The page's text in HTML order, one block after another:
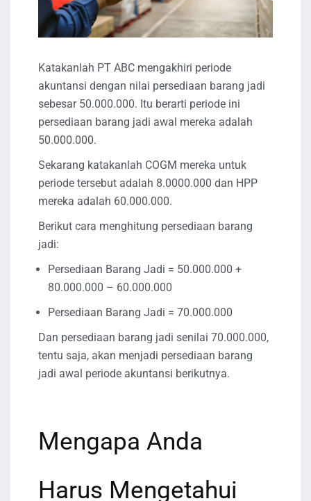
Katakanlah PT ABC mengakhiri periode
akuntansi dengan nilai persediaan barang jadi
sebesar 50.000.000. Itu berarti periode ini
persediaan barang jadi awal mereka adalah
50.000.000.
Sekarang katakanlah COGM mereka untuk
periode tersebut adalah 8.0000.000 dan HPP
mereka adalah 60.000.000.
Berikut cara menghitung persediaan barang
jadi:
Persediaan Barang Jadi = 50.000.000 +
80.000.000 – 60.000.000
Persediaan Barang Jadi = 70.000.000
Dan persediaan barang jadi senilai 70.000.000,
tentu saja, akan menjadi persediaan barang
jadi awal periode akuntansi berikutnya.
Mengapa Anda
Harus Mengetahui